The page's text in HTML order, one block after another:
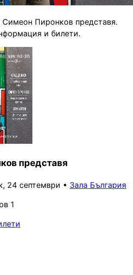
Симеон Пиронков представя.
и билети.
представя
24 септември • Зала България
1